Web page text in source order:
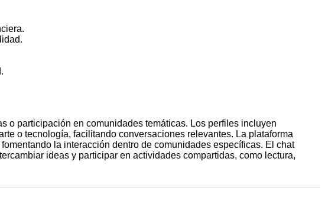
o participación en comunidades temáticas. Los perfiles incluyen
o tecnología, facilitando conversaciones relevantes. La plataforma
la interacción dentro de comunidades específicas. El chat
ideas y participar en actividades compartidas, como lectura,